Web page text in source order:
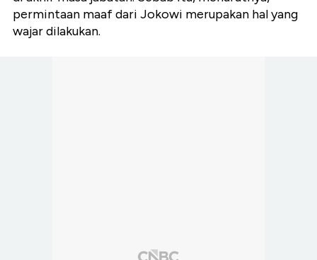
permintaan maaf dari Jokowi merupakan hal yang
wajar dilakukan.